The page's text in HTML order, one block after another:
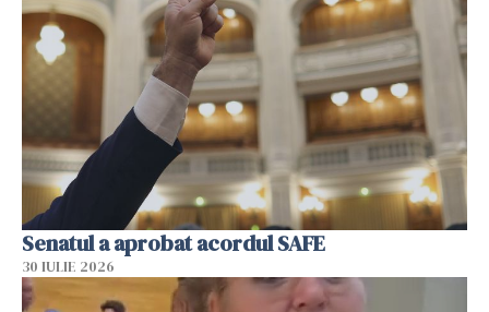
Senatul a aprobat acordul SAFE
30 IULIE 2026